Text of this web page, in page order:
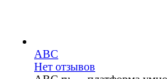
ABC
Нет отзывов